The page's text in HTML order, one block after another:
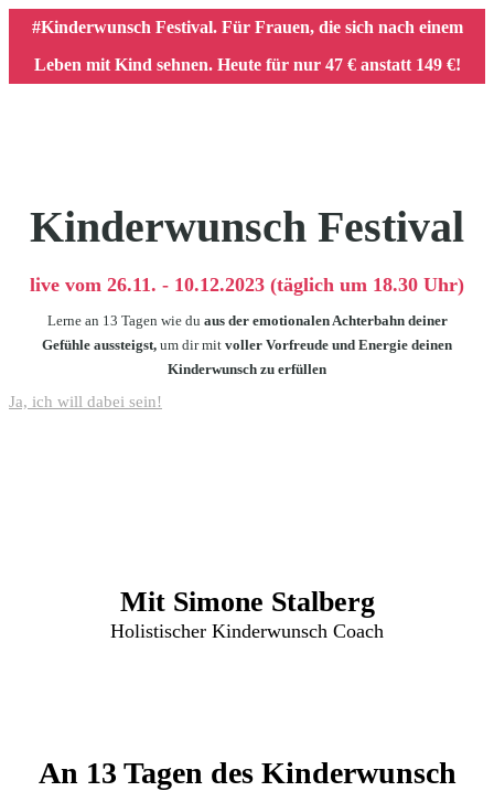
#Kinderwunsch Festival. Für Frauen, die sich nach einem
Leben mit Kind sehnen. Heute für nur 47 € anstatt 149 €!
Kinderwunsch Festival
live vom 26.11. - 10.12.2023 (täglich um 18.30 Uhr)
Lerne an 13 Tagen wie du aus der emotionalen Achterbahn deiner
Gefühle aussteigst, um dir mit voller Vorfreude und Energie deinen
Kinderwunsch zu erfüllen
Ja, ich will dabei sein!
Mit Simone Stalberg
Holistischer Kinderwunsch Coach
An 13 Tagen des Kinderwunsch